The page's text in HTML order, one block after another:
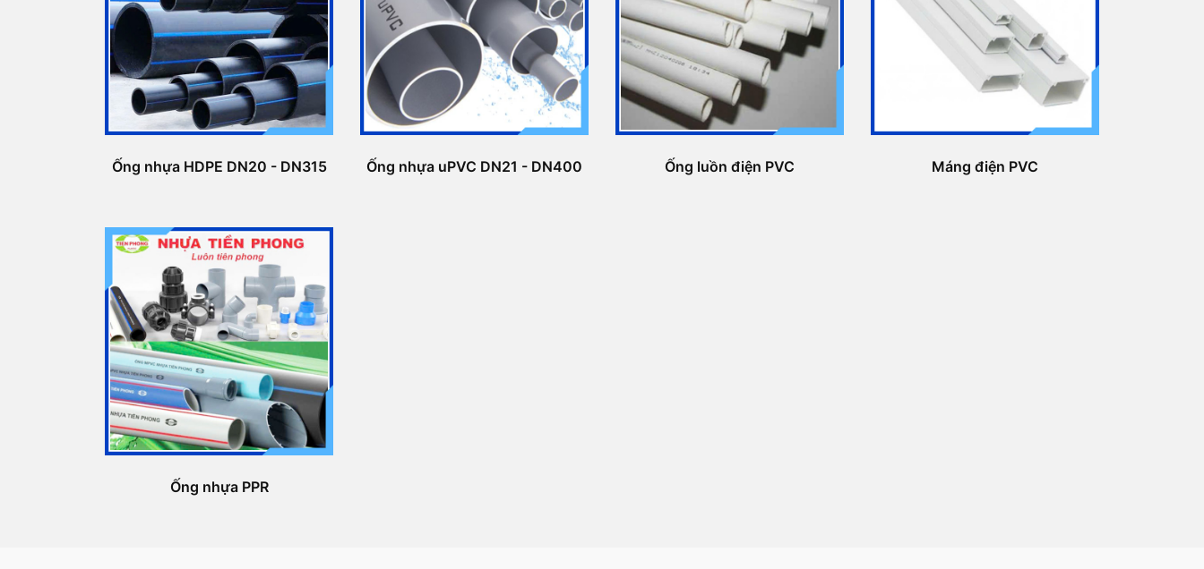
Ống nhựa HDPE DN20 - DN315 Ống nhựa uPVC DN21 - DN400 Ống luồn điện PVC Máng điện PVC
Ống nhựa PPR